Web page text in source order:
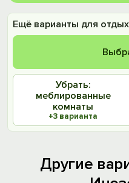
Ещё варианты для
Убрать:
меблированные
комнаты
+3 варианта
Другие